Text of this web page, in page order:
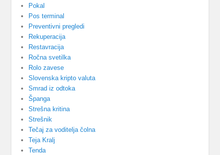
Pokal
Pos terminal
Preventivni pregledi
Rekuperacija
Restavracija
Ročna svetilka
Rolo zavese
Slovenska kripto valuta
Smrad iz odtoka
Španga
Strešna kritina
Strešnik
Tečaj za voditelja čolna
Teja Kralj
Tenda